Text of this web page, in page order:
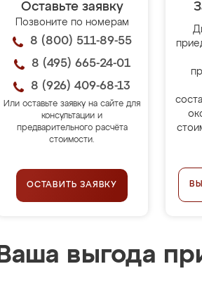
Оставьте заявку
Позвоните по номерам
8 (800) 511-89-55
8 (495) 665-24-01
8 (926) 409-68-13
Или оставьте заявку на сайте для
консультации и
предварительного расчёта
стоимости.
ОСТАВИТЬ ЗАЯВКУ
Ваша выгода